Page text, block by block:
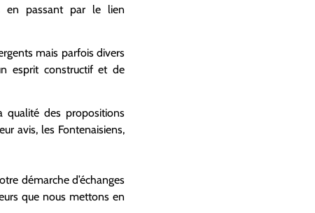
en passant par le lien
mais parfois divers
esprit constructif et de
qualité des propositions
avis, les Fontenaisiens,
démarche d’échanges
que nous mettons en